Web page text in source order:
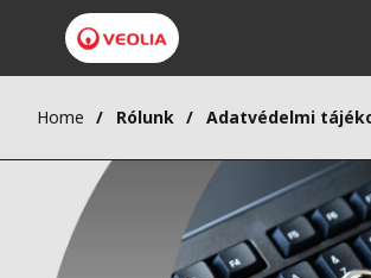
Home Rólunk